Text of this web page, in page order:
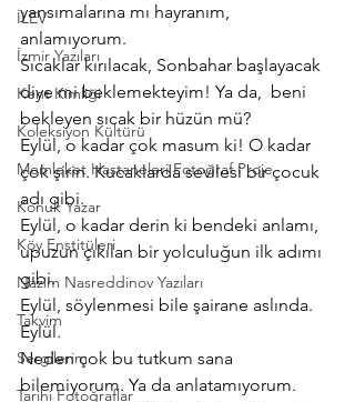
İLEV
İzmir Yazıları
Kent Kimliği
Koleksiyon Kültürü
Memleket Hastaneleri Fotoğraf Proje
Konuk Yazar
Köy Enstitüleri
Nazim Nasreddinov Yazıları
Takvim
Sergilerim
Tarihi Fotoğraflar
yansımalarına mı hayranım,
anlamıyorum.
Sıcaklar kırılacak, Sonbahar başlayacak
diye mi beklemekteyim! Ya da,  beni
bekleyen sıcak bir hüzün mü?
Eylül, o kadar çok masum ki! O kadar
çok şirin. Kucaklarda sevilesi bir çocuk
adı gibi.
Eylül, o kadar derin ki bendeki anlamı,
upuzun çıkılan bir yolculuğun ilk adımı
gibi.
Eylül, söylenmesi bile şairane aslında.
Eylül.
Neden çok bu tutkum sana
bilemiyorum. Ya da anlatamıyorum.